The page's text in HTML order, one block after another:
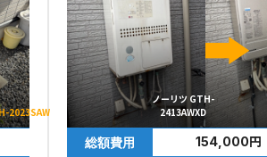
2023SAW
ノーリツ GTH-
2413AWXD
総額費用 154,000円